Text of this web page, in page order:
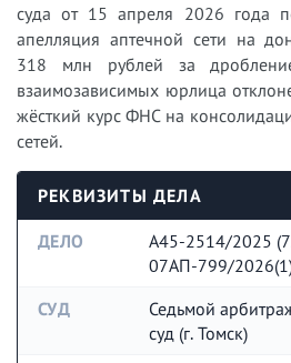
суда от 15 апреля 2026 года
апелляция аптечной сети на
318 млн рублей за
взаимозависимых юрлица
жёсткий курс ФНС на
сетей.
РЕКВИЗИТЫ ДЕЛА
ДЕЛО
А45-2514/2025
07АП-799/
СУД
Седьмой
суд (г. Томск)